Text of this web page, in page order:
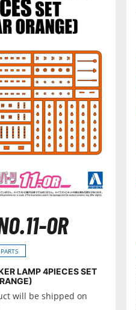
OR
LAMP 4PIECES SET
will be shipped on